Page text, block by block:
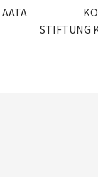
STIFTUNG